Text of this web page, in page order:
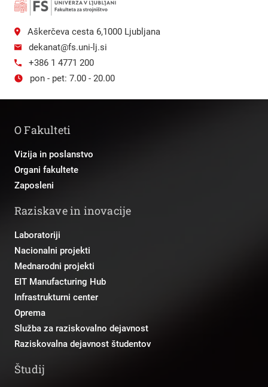
Aškerčeva cesta 6,1000 Ljubljana
dekanat@fs.uni-lj.si
+386 1 4771 200
pon - pet: 7.00 - 20.00
O Fakulteti
Vizija in poslanstvo
Organi fakultete
Zaposleni
Raziskave in inovacije
Laboratoriji
Nacionalni projekti
Mednarodni projekti
EIT Manufacturing Hub
Infrastrukturni center
Oprema
Služba za raziskovalno dejavnost
Raziskovalna dejavnost študentov
Študij